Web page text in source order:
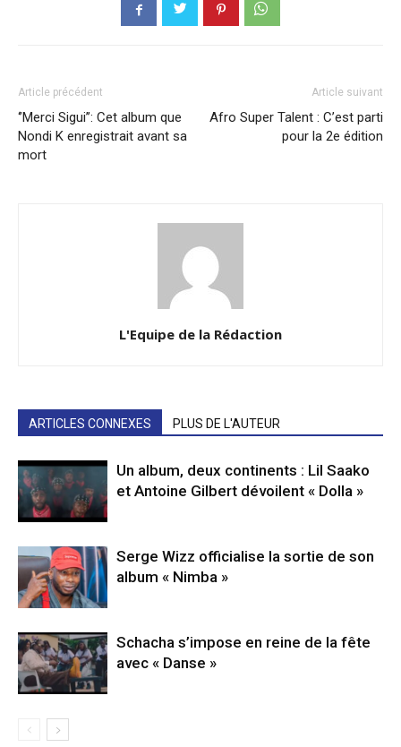
Article précédent
‘’Merci Sigui’’: Cet album que
Nondi K enregistrait avant sa
mort
Article suivant
Afro Super Talent : C’est parti
pour la 2e édition
L'Equipe de la Rédaction
ARTICLES CONNEXES PLUS DE L'AUTEUR
Un album, deux continents : Lil Saako
et Antoine Gilbert dévoilent « Dolla »
Serge Wizz officialise la sortie de son
album « Nimba »
Schacha s’impose en reine de la fête
avec « Danse »